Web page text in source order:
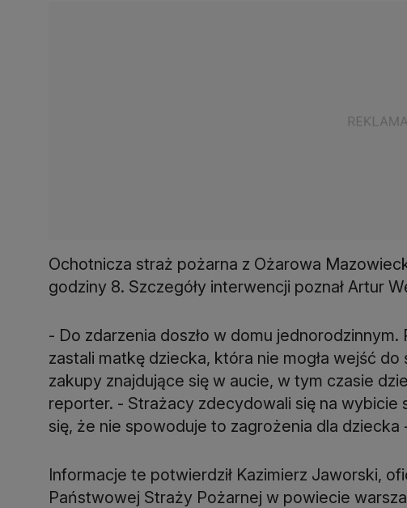
Ochotnicza straż pożarna z Ożarowa
godziny 8. Szczegóły interwencji poznał Artur
- Do zdarzenia doszło w domu
zastali matkę dziecka, która nie mogła wejść do
zakupy znajdujące się w aucie, w tym czasie
reporter. - Strażacy zdecydowali się na
się, że nie spowoduje to zagrożenia dla dziecka
Informacje te potwierdził Kazimierz Jaworski,
Państwowej Straży Pożarnej w powiecie